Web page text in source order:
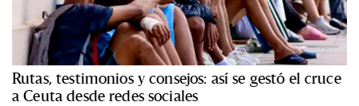
Rutas, testimonios y consejos: así se gestó el cruce
a Ceuta desde redes sociales